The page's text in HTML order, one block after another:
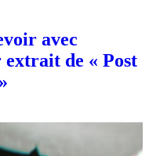
avec
de « Post